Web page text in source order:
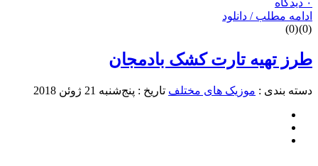
ادامه مطلب / دانلود
(
0
)
(
0
)
طرز تهیه تارت کشک بادمجان
دسته بندی : موزیک های مختلف تاریخ : پنج‌شنبه 21 ژوئن 2018